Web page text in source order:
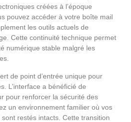
créées à l’époque
pouvez accéder à votre boîte mail
les outils actuels de
Cette continuité technique permet
numérique stable malgré les
de point d’entrée unique pour
L’interface a bénéficié de
pour renforcer la sécurité des
un environnement familier où vos
restés intacts. Cette transition